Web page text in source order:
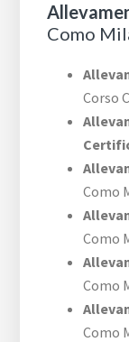
Como
Corso
Como
Como
Como
Como